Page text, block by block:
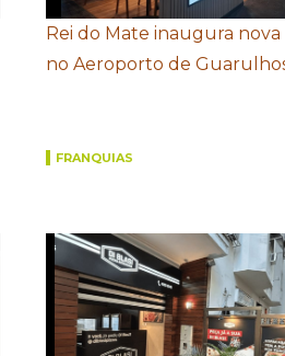
Rei do Mate inaugura nova
no Aeroporto de
FRANQUIAS